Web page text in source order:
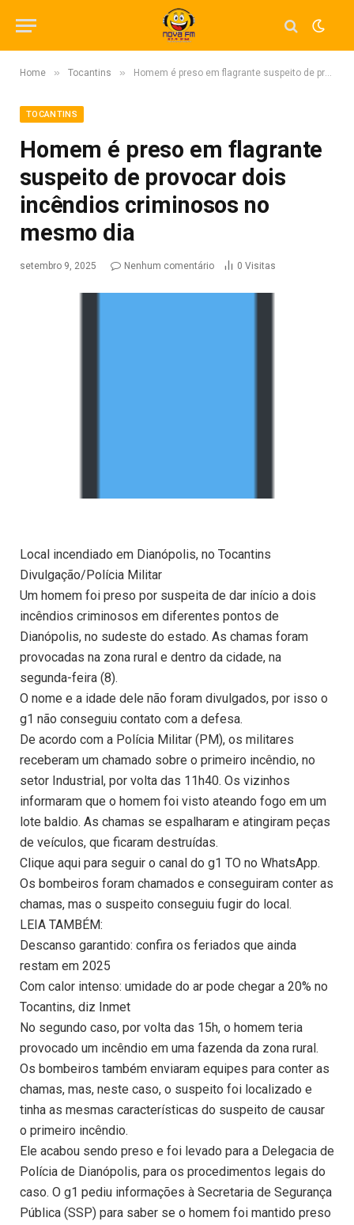
Home » Tocantins » Homem é preso em flagrante suspeito de provocar dois incêndios criminosos no mesmo dia
TOCANTINS
Homem é preso em flagrante
suspeito de provocar dois
incêndios criminosos no
mesmo dia
setembro 9, 2025 Nenhum comentário 0 Visitas
Local incendiado em Dianópolis, no Tocantins
Divulgação/Polícia Militar
Um homem foi preso por suspeita de dar início a dois
incêndios criminosos em diferentes pontos de
Dianópolis, no sudeste do estado. As chamas foram
provocadas na zona rural e dentro da cidade, na
segunda-feira (8).
O nome e a idade dele não foram divulgados, por isso o
g1 não conseguiu contato com a defesa.
De acordo com a Polícia Militar (PM), os militares
receberam um chamado sobre o primeiro incêndio, no
setor Industrial, por volta das 11h40. Os vizinhos
informaram que o homem foi visto ateando fogo em um
lote baldio. As chamas se espalharam e atingiram peças
de veículos, que ficaram destruídas.
Clique aqui para seguir o canal do g1 TO no WhatsApp.
Os bombeiros foram chamados e conseguiram conter as
chamas, mas o suspeito conseguiu fugir do local.
LEIA TAMBÉM:
Descanso garantido: confira os feriados que ainda
restam em 2025
Com calor intenso: umidade do ar pode chegar a 20% no
Tocantins, diz Inmet
No segundo caso, por volta das 15h, o homem teria
provocado um incêndio em uma fazenda da zona rural.
Os bombeiros também enviaram equipes para conter as
chamas, mas, neste caso, o suspeito foi localizado e
tinha as mesmas características do suspeito de causar
o primeiro incêndio.
Ele acabou sendo preso e foi levado para a Delegacia de
Polícia de Dianópolis, para os procedimentos legais do
caso. O g1 pediu informações à Secretaria de Segurança
Pública (SSP) para saber se o homem foi mantido preso